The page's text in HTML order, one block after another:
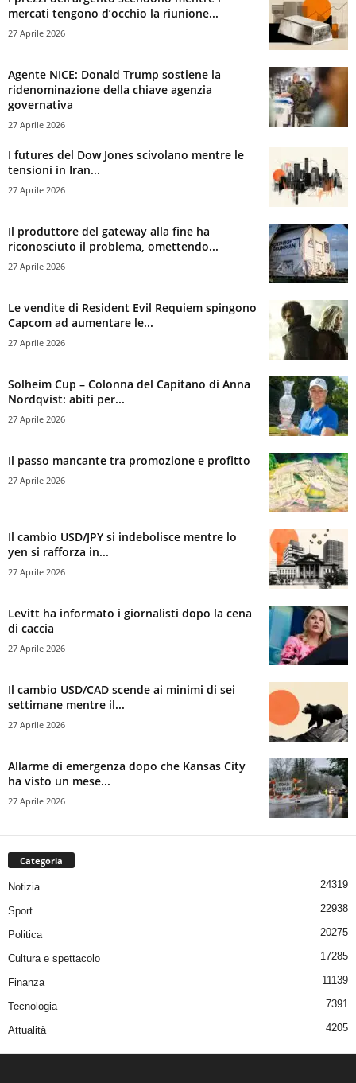
mercati tengono d’occhio la riunione...
27 Aprile 2026
Agente NICE: Donald Trump sostiene la
ridenominazione della chiave agenzia
governativa
27 Aprile 2026
I futures del Dow Jones scivolano mentre le
tensioni in Iran...
27 Aprile 2026
Il produttore del gateway alla fine ha
riconosciuto il problema, omettendo...
27 Aprile 2026
Le vendite di Resident Evil Requiem spingono
Capcom ad aumentare le...
27 Aprile 2026
Solheim Cup – Colonna del Capitano di Anna
Nordqvist: abiti per...
27 Aprile 2026
Il passo mancante tra promozione e profitto
27 Aprile 2026
Il cambio USD/JPY si indebolisce mentre lo
yen si rafforza in...
27 Aprile 2026
Levitt ha informato i giornalisti dopo la cena
di caccia
27 Aprile 2026
Il cambio USD/CAD scende ai minimi di sei
settimane mentre il...
27 Aprile 2026
Allarme di emergenza dopo che Kansas City
ha visto un mese...
27 Aprile 2026
Categoria
Notizia 24319
Sport 22938
Politica 20275
Cultura e spettacolo 17285
Finanza 11139
Tecnologia 7391
Attualità 4205